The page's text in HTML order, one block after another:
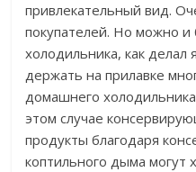
привлекательный вид.
покупателей. Но можно
холодильника, как делал
держать на прилавке
домашнего
этом случае
продукты благодаря
коптильного дыма могут